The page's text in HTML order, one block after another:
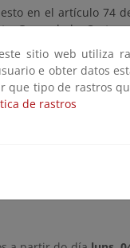
en el artículo 74
General de
pública la
de cualquier
siguiente a aquel
podrán
sitio web utiliza
e obter datos
que tipo de rastros
de rastros